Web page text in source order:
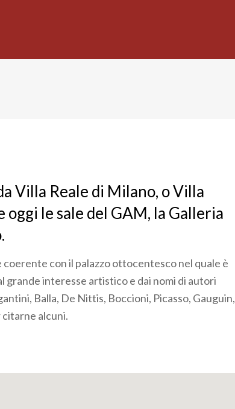
Villa Reale di Milano, o Villa
oggi le sale del GAM, la Galleria
con il palazzo ottocentesco nel quale è
grande interesse artistico e dai nomi di autori
Balla, De Nittis, Boccioni, Picasso, Gauguin,
citarne alcuni.